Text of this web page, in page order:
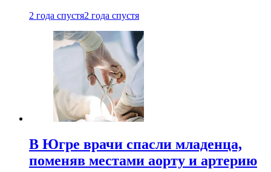
2 года спустя2 года спустя
В Югре врачи спасли младенца,
поменяв местами аорту и артерию